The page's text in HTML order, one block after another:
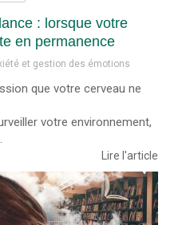
: lorsque votre
en permanence
et gestion des émotions
que votre cerveau ne
votre environnement,
Lire l'article